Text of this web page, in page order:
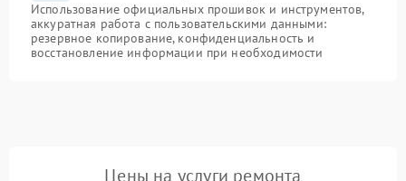
Использование официальных прошивок и инструментов,
аккуратная работа с пользовательскими данными:
резервное копирование, конфиденциальность и
восстановление информации при необходимости
Цены на услуги ремонта